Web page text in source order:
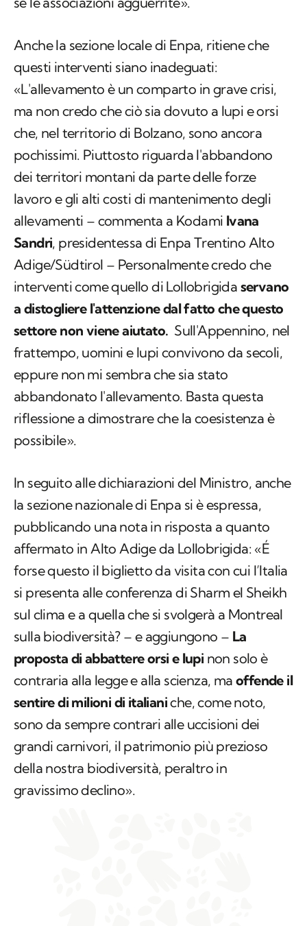
Anche la sezione locale di Enpa, ritiene che
questi interventi siano inadeguati:
«L'allevamento è un comparto in grave crisi,
ma non credo che ciò sia dovuto a lupi e orsi
che, nel territorio di Bolzano, sono ancora
pochissimi. Piuttosto riguarda l'abbandono
dei territori montani da parte delle forze
lavoro e gli alti costi di mantenimento degli
allevamenti – commenta a Kodami Ivana
Sandri, presidentessa di Enpa Trentino Alto
Adige/Südtirol – Personalmente credo che
interventi come quello di Lollobrigida servano
a distogliere l'attenzione dal fatto che questo
settore non viene aiutato. Sull'Appennino, nel
frattempo, uomini e lupi convivono da secoli,
eppure non mi sembra che sia stato
abbandonato l'allevamento. Basta questa
riflessione a dimostrare che la coesistenza è
possibile».
In seguito alle dichiarazioni del Ministro, anche
la sezione nazionale di Enpa si è espressa,
pubblicando una nota in risposta a quanto
affermato in Alto Adige da Lollobrigida: «É
forse questo il biglietto da visita con cui l’Italia
si presenta alle conferenza di Sharm el Sheikh
sul clima e a quella che si svolgerà a Montreal
sulla biodiversità? – e aggiungono – La
proposta di abbattere orsi e lupi non solo è
contraria alla legge e alla scienza, ma offende il
sentire di milioni di italianiche, come noto,
sono da sempre contrari alle uccisioni dei
grandi carnivori, il patrimonio più prezioso
della nostra biodiversità, peraltro in
gravissimo declino».